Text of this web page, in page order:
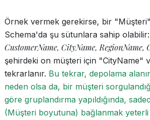
Örnek vermek gerekirse, bir
Schema'da şu sütunlara sahip olabilir:
CustomerName, CityName, RegionName,
şehirdeki on müşteri için "CityName"
tekrarlanır. Bu tekrar, depolama
neden olsa da, bir müşteri
göre gruplandırma yapıldığında,
(Müşteri boyutuna) bağlanmak